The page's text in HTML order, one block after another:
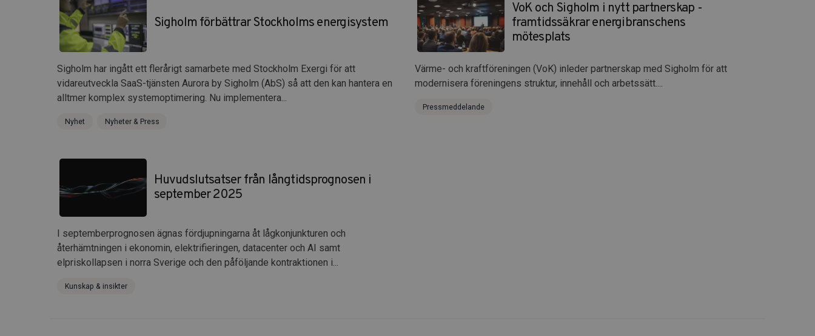
Sigholm förbättrar Stockholms energisystem
Sigholm har ingått ett flerårigt samarbete med Stockholm Exergi för att
vidareutveckla SaaS-tjänsten Aurora by Sigholm (AbS) så att den kan hantera en
alltmer komplex systemoptimering. Nu implementera...
Nyhet Nyheter & Press
VoK och Sigholm i nytt partnerskap -
framtidssäkrar energibranschens
mötesplats
Värme- och kraftföreningen (VoK) inleder partnerskap med Sigholm för att
modernisera föreningens struktur, innehåll och arbetssätt....
Pressmeddelande
Huvudslutsatser från långtidsprognosen i
september 2025
I septemberprognosen ägnas fördjupningarna åt lågkonjunkturen och
återhämtningen i ekonomin, elektrifieringen, datacenter och AI samt
elpriskollapsen i norra Sverige och den påföljande kontraktionen i...
Kunskap & insikter